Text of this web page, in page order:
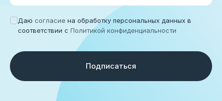
Даю согласие на обработку персональных данных в
соответствии с Политикой конфиденциальности
Подписаться